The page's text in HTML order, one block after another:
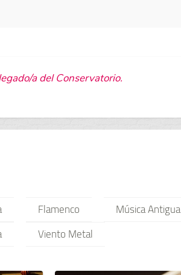
a del Conservatorio.
Flamenco Música Antigua
Viento Metal